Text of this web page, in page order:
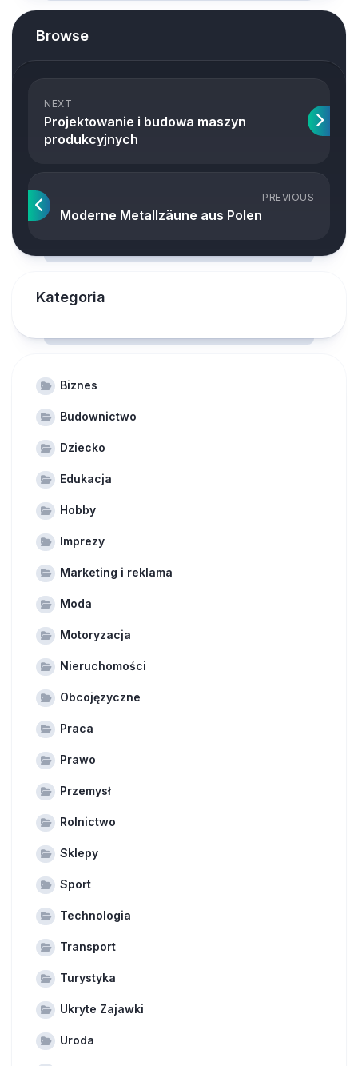
Browse
NEXT
Projektowanie i budowa maszyn
produkcyjnych
PREVIOUS
Moderne Metallzäune aus Polen
Kategoria
Biznes
Budownictwo
Dziecko
Edukacja
Hobby
Imprezy
Marketing i reklama
Moda
Motoryzacja
Nieruchomości
Obcojęzyczne
Praca
Prawo
Przemysł
Rolnictwo
Sklepy
Sport
Technologia
Transport
Turystyka
Ukryte Zajawki
Uroda